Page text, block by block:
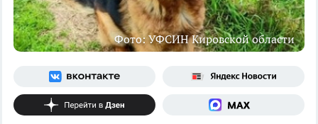
Фото: УФСИН Кировской области